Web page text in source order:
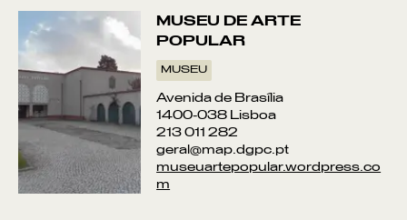
MUSEU DE ARTE
POPULAR
MUSEU
Avenida de Brasília
1400-038 Lisboa
213 011 282
geral@map.dgpc.pt
museuartepopular.wordpress.co
m